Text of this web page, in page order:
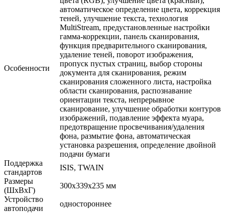
Особенности
автоматическое определение цвета, коррекция
теней, улучшение текста, технология
MultiStream, предустановленные настройки
гамма-коррекции, панель сканирования,
функция предварительного сканирования,
удаление теней, поворот изображения,
пропуск пустых страниц, выбор стороны
документа для сканирования, режим
сканирования сложенного листа, настройка
области сканирования, распознавание
ориентации текста, непрерывное
сканирование, улучшение обработки контуров
изображений, подавление эффекта муара,
предотвращение просвечивания/удаления
фона, размытие фона, автоматическая
установка разрешения, определение двойной
подачи бумаги
Поддержка
стандартов
ISIS, TWAIN
Размеры
(ШxВxГ)
300x339x235 мм
Устройство
автоподачи
одностороннее